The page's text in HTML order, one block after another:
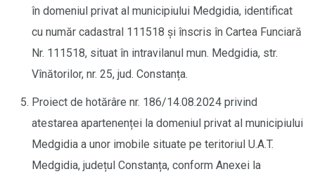
în domeniul privat al municipiului Medgidia, identificat
cu număr cadastral 111518 și înscris în Cartea Funciară
Nr. 111518, situat în intravilanul mun. Medgidia, str.
Vînătorilor, nr. 25, jud. Constanța.
Proiect de hotărâre nr. 186/14.08.2024 privind
atestarea apartenenței la domeniul privat al municipiului
Medgidia a unor imobile situate pe teritoriul U.A.T.
Medgidia, județul Constanța, conform Anexei la